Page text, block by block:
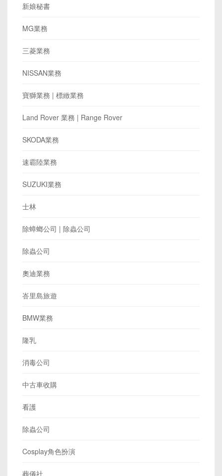
新娘秘書
MG業務
三菱業務
NISSAN業務
寶獅業務 | 標緻業務
Land Rover 業務 | Range Rover
SKODA業務
速霸陸業務
SUZUKI業務
士林
除蟑螂公司 | 除蟲公司
除蟲公司
奧迪業務
峇里島旅遊
BMW業務
隆乳
消毒公司
中古車收購
看護
除蟲公司
Cosplay角色扮演
葬儀社